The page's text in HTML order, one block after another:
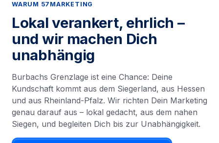
WARUM 57MARKETING
Lokal verankert, ehrlich –
und wir machen Dich
unabhängig
Burbachs Grenzlage ist eine Chance: Deine
Kundschaft kommt aus dem Siegerland, aus Hessen
und aus Rheinland-Pfalz. Wir richten Dein Marketing
genau darauf aus – lokal gedacht, aus dem nahen
Siegen, und begleiten Dich bis zur Unabhängigkeit.